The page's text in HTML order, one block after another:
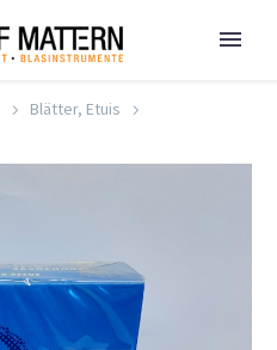
Blätter, Etuis